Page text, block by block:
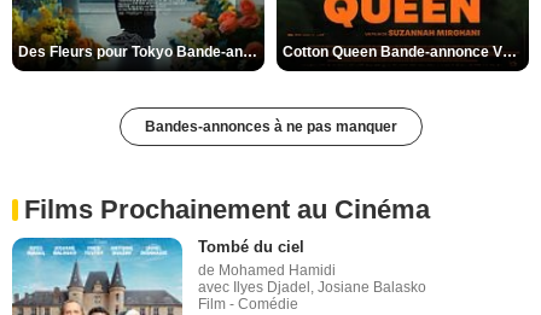
Des Fleurs pour Tokyo Bande-annonce VO STFR Cotton Queen Bande-annonce VO STFR
Bandes-annonces à ne pas manquer
Films Prochainement au Cinéma
Tombé du ciel
de Mohamed Hamidi
avec Ilyes Djadel, Josiane Balasko
Film - Comédie